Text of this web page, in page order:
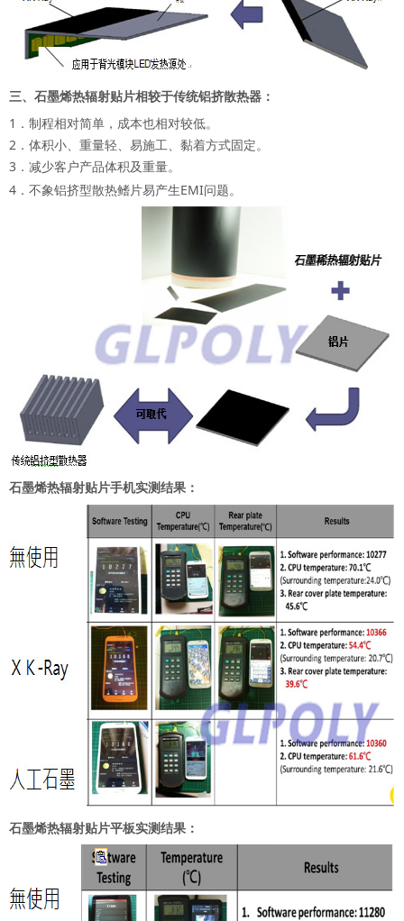
三、石墨烯热辐射贴片相较于传统铝挤散热器：
1．制程相对简单，成本也相对较低。
2．体积小、重量轻、易施工、黏着方式固定。
3．减少客户产品体积及重量。
4．不象铝挤型散热鳍片易产生EMI问题。
石墨烯热辐射贴片手机实测结果：
石墨烯热辐射贴片平板实测结果：